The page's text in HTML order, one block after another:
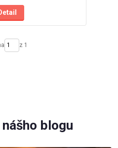
z 1
blogu